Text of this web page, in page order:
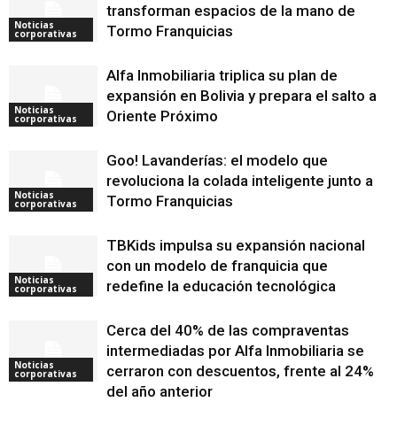
Noticias
corporativas
transforman espacios de la mano de
Tormo Franquicias
Noticias
corporativas
Alfa Inmobiliaria triplica su plan de
expansión en Bolivia y prepara el salto a
Oriente Próximo
Noticias
corporativas
Goo! Lavanderías: el modelo que
revoluciona la colada inteligente junto a
Tormo Franquicias
Noticias
corporativas
TBKids impulsa su expansión nacional
con un modelo de franquicia que
redefine la educación tecnológica
Noticias
corporativas
Cerca del 40% de las compraventas
intermediadas por Alfa Inmobiliaria se
cerraron con descuentos, frente al 24%
del año anterior